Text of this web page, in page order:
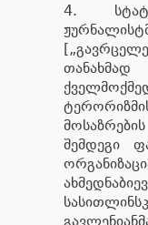
თანახმად
შემდეგი